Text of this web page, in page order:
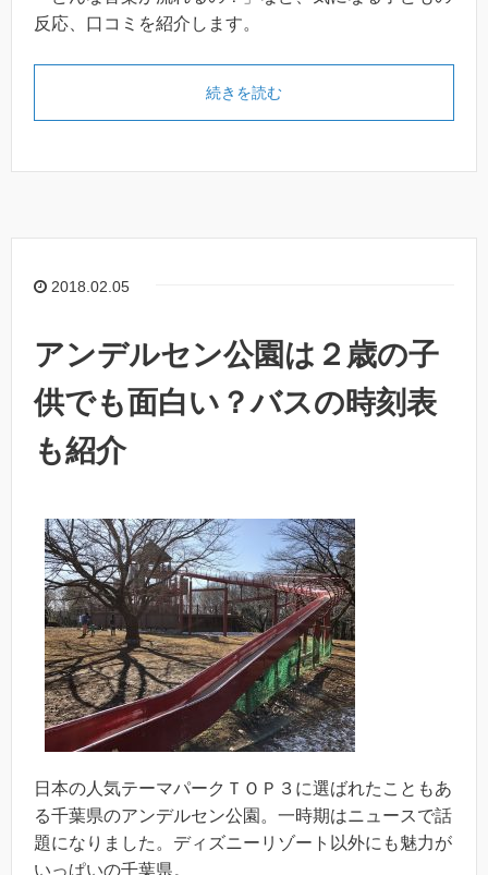
反応、口コミを紹介します。
続きを読む
2018.02.05
アンデルセン公園は２歳の子
供でも面白い？バスの時刻表
も紹介
日本の人気テーマパークＴＯＰ３に選ばれたこともあ
る千葉県のアンデルセン公園。一時期はニュースで話
題になりました。ディズニーリゾート以外にも魅力が
いっぱいの千葉県。